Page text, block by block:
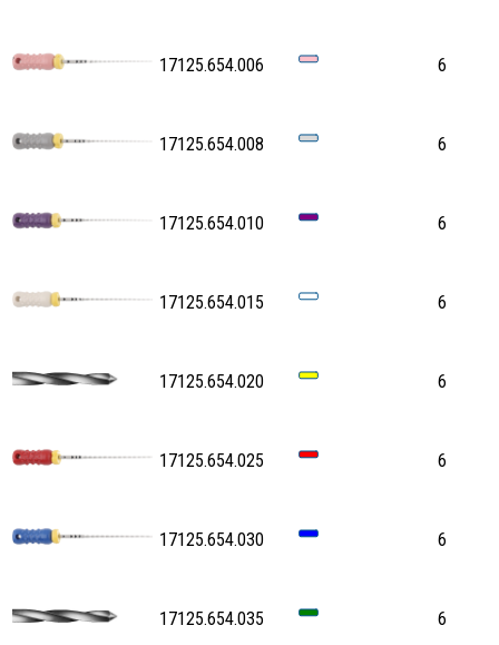
17125.654.006 6
17125.654.008 6
17125.654.010 6
17125.654.015 6
17125.654.020 6
17125.654.025 6
17125.654.030 6
17125.654.035 6